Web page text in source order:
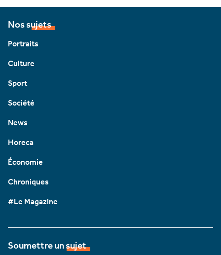
Nos sujets
Portraits
Culture
Sport
Société
News
Horeca
Économie
Chroniques
#Le Magazine
Soumettre un sujet